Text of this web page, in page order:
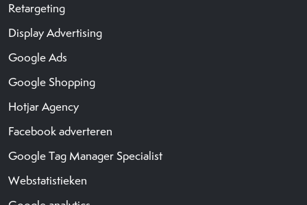
Retargeting
Display Advertising
Google Ads
Google Shopping
Hotjar Agency
Facebook adverteren
Google Tag Manager Specialist
Webstatistieken